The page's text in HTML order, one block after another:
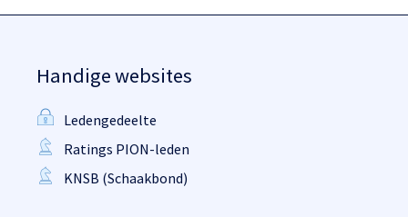
Handige websites
Ledengedeelte
Ratings PION-leden
KNSB (Schaakbond)